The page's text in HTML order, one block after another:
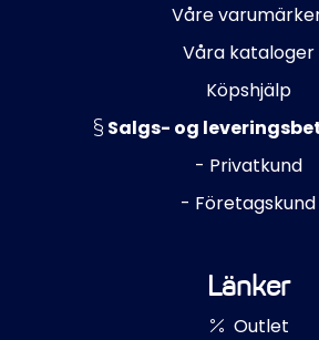
Våre
Våra kataloger
Köpshjälp
Salgs- og
- Privatkund
- Företagskund
Länker
Outlet